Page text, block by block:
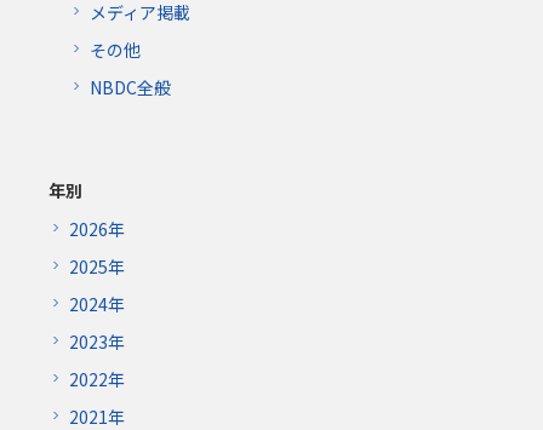
メディア掲載
その他
NBDC全般
年別
2026年
2025年
2024年
2023年
2022年
2021年